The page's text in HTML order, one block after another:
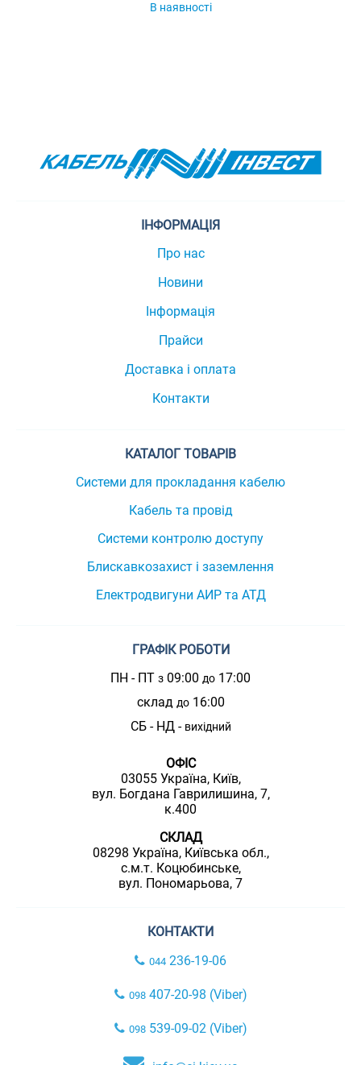
В наявності
ІНФОРМАЦІЯ
Про нас
Новини
Інформація
Прайси
Доставка і оплата
Контакти
КАТАЛОГ ТОВАРІВ
Системи для прокладання кабелю
Кабель та провід
Системи контролю доступу
Блискавкозахист і заземлення
Електродвигуни АИР та АТД
ГРАФІК РОБОТИ
ПН - ПТ з 09:00 до 17:00
склад до16:00
СБ - НД - вихідний
ОФІС
03055 Україна, Київ,
вул. Богдана Гаврилишина, 7,
к.400
СКЛАД
08298 Україна, Київська обл.,
с.м.т. Коцюбинське,
вул. Пономарьова, 7
КОНТАКТИ
044 236-19-06
098407-20-98 (Viber)
098539-09-02 (Viber)